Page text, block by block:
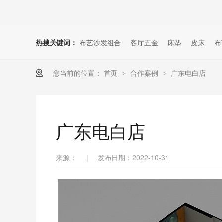
热搜关键词： 布艺沙发组合 客厅五金 床垫 皮床
您当前的位置： 首页 > 合作案例 > 广东电白店
广东电白店
来源： | 发布日期：2022-10-31